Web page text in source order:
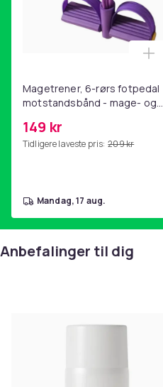
Magetrener, 6-rørs fotpedal
motstandsbånd - mage- og
hjemmegymnastikk Purple
149 kr
Tidligere laveste pris: 209 kr
mandag, 17 aug.
Anbefalinger til dig